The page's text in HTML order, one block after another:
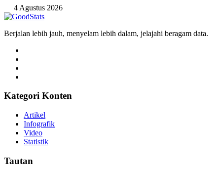
4 Agustus 2026
Berjalan lebih jauh, menyelam lebih dalam, jelajahi beragam data.
Kategori Konten
Artikel
Infografik
Video
Statistik
Tautan